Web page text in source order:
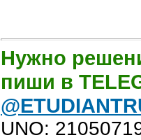
Нужно
пиши в
UNO: